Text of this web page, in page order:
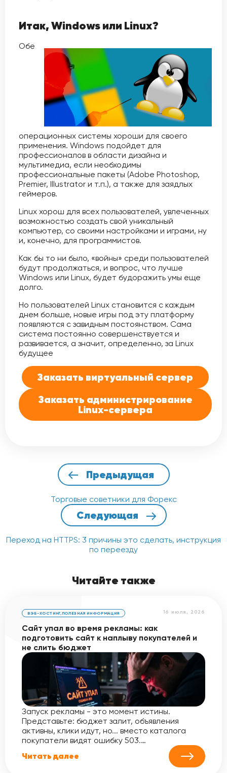
Итак, Windows или Linux?
Обе
операционных системы хороши для своего
применения. Windows подойдет для
профессионалов в области дизайна и
мультимедиа, если необходимы
профессиональные пакеты (Adobe Photoshop,
Premier, Illustrator и т.п.), а также для заядлых
геймеров.
Linux хорош для всех пользователей, увлеченных
возможностью создать свой уникальный
компьютер, со своими настройками и играми, ну
и, конечно, для программистов.
Как бы то ни было, «войны» среди пользователей
будут продолжаться, и вопрос, что лучше
Windows или Linux, будет будоражить умы еще
долго.
Но пользователей Linux становится с каждым
днем больше, новые игры под эту платформу
появляются с завидным постоянством. Сама
система постоянно совершенствуется и
развивается, а значит, определенно, за Linux
будущее
Заказать виртуальный сервер
Заказать администрирование
Linux-сервера
Предыдущая
Торговые советники для Форекс
Следующая
Переход на HTTPS: 3 причины это сделать, инструкция
по переезду
Читайте также
16 июля, 2026
ВЭБ-ХОСТИНГ,ПОЛЕЗНАЯ ИНФОРМАЦИЯ
Сайт упал во время рекламы: как
подготовить сайт к наплыву покупателей и
не слить бюджет
Запуск рекламы - это момент истины.
Представьте: бюджет залит, объявления
активны, клики идут, но... вместо каталога
покупатели видят ошибку 503.…
Читать далее